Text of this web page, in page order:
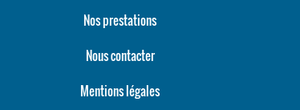
Nos prestations
Nous contacter
Mentions légales